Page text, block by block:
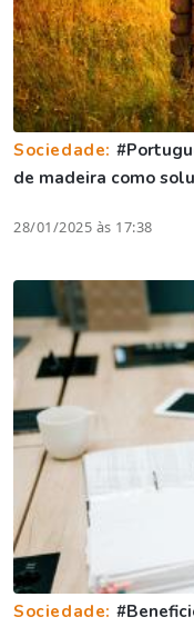
Sociedade:
de madeira como
28/01/2025 às 17:38
Sociedade: